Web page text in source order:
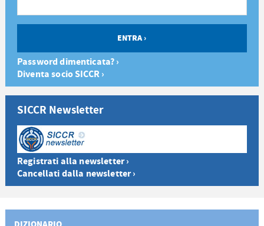
Password dimenticata? ›
Diventa socio SICCR ›
SICCR Newsletter
Registrati alla newsletter ›
Cancellati dalla newsletter ›